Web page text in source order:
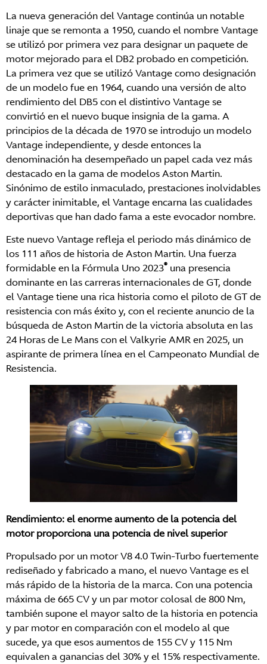
La nueva generación del Vantage continúa un notable
linaje que se remonta a 1950, cuando el nombre Vantage
se utilizó por primera vez para designar un paquete de
motor mejorado para el DB2 probado en competición.
La primera vez que se utilizó Vantage como designación
de un modelo fue en 1964, cuando una versión de alto
rendimiento del DB5 con el distintivo Vantage se
convirtió en el nuevo buque insignia de la gama. A
principios de la década de 1970 se introdujo un modelo
Vantage independiente, y desde entonces la
denominación ha desempeñado un papel cada vez más
destacado en la gama de modelos Aston Martin.
Sinónimo de estilo inmaculado, prestaciones inolvidables
y carácter inimitable, el Vantage encarna las cualidades
deportivas que han dado fama a este evocador nombre.
Este nuevo Vantage refleja el periodo más dinámico de
los 111 años de historia de Aston Martin. Una fuerza
formidable en la Fórmula Uno 2023® una presencia
dominante en las carreras internacionales de GT, donde
el Vantage tiene una rica historia como el piloto de GT de
resistencia con más éxito y, con el reciente anuncio de la
búsqueda de Aston Martin de la victoria absoluta en las
24 Horas de Le Mans con el Valkyrie AMR en 2025, un
aspirante de primera línea en el Campeonato Mundial de
Resistencia.
Rendimiento: el enorme aumento de la potencia del
motor proporciona una potencia de nivel superior
Propulsado por un motor V8 4.0 Twin-Turbo fuertemente
rediseñado y fabricado a mano, el nuevo Vantage es el
más rápido de la historia de la marca. Con una potencia
máxima de 665 CV y un par motor colosal de 800 Nm,
también supone el mayor salto de la historia en potencia
y par motor en comparación con el modelo al que
sucede, ya que esos aumentos de 155 CV y 115 Nm
equivalen a ganancias del 30% y el 15% respectivamente.